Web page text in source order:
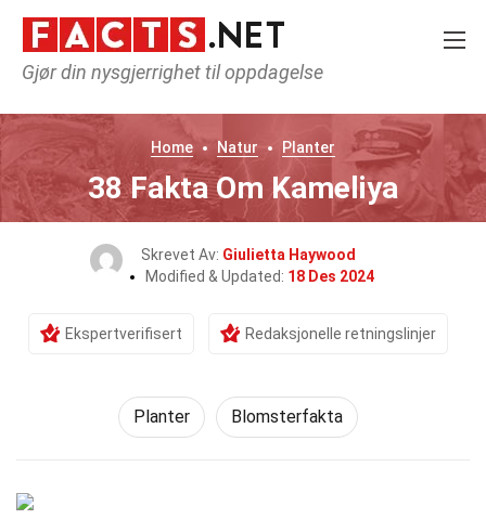
Gjør din nysgjerrighet til oppdagelse
Home Natur Planter
38 Fakta Om Kameliya
Skrevet Av: Giulietta Haywood
Modified & Updated: 18 Des 2024
Ekspertverifisert Redaksjonelle retningslinjer
Planter Blomsterfakta